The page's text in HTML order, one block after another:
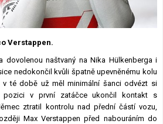
Okruhy F1
Verstappen.
dovolenou naštvaný na Nika Hülkenberga i
nedokončil kvůli špatně upevněnému kolu
té době už měl minimální šanci odvézt si
pozici v první zatáčce ukončil kontakt s
ztratil kontrolu nad přední částí vozu,
Max Verstappen před nabouráním do